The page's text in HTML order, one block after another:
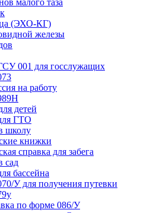
малого таза
(ЭХО-КГ)
железы
001 для госслужащих
на работу
детей
ГТО
школу
книжки
справка для забега
сад
бассейна
У для получения путевки
по форме 086/У